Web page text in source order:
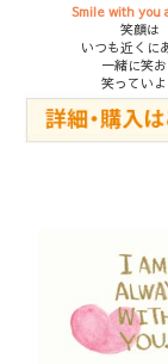
Smile with you
笑顔は
いつも近くに
一緒に笑お
笑っていよ